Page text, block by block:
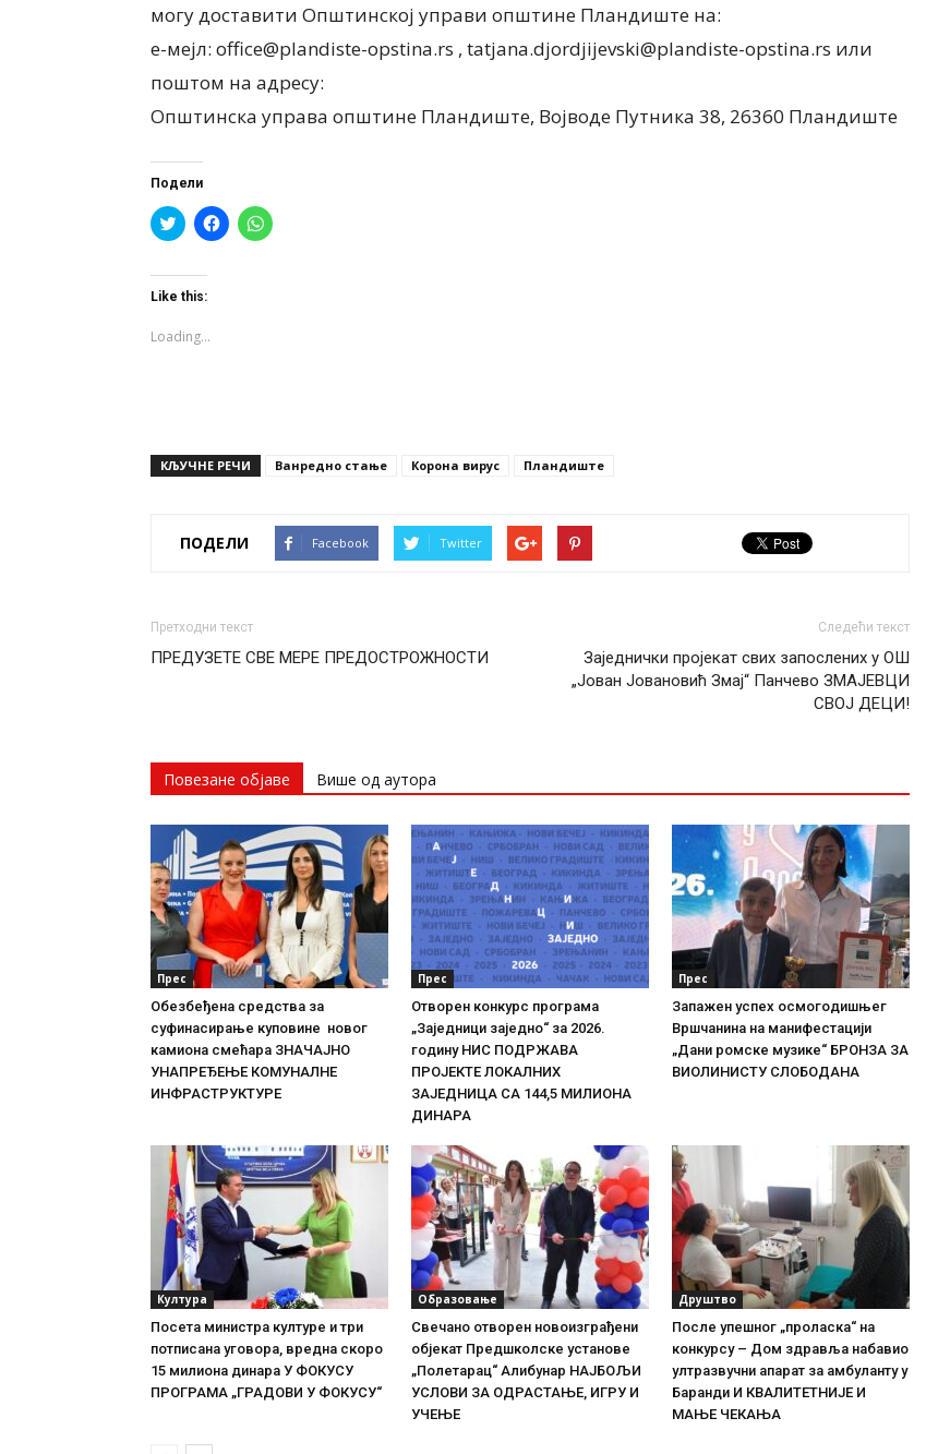
могу доставити Општинској управи општине Пландиште на:
е-мејл: office@plandiste-opstina.rs , tatjana.djordjijevski@plandiste-opstina.rs или
поштом на адресу:
Општинска управа општине Пландиште, Војводе Путника 38, 26360 Пландиште
Подели
Click
to
Twitter
(Opens
in
window)
Click
to
Click
to
Like this:
Loading...
КЉУЧНЕ РЕЧИ Ванредно стање Корона вирус Пландиште
ПОДЕЛИ Facebook Twitter
Претходни текст
ПРЕДУЗЕТЕ СВЕ МЕРЕ ПРЕДОСТРОЖНОСТИ
Следећи текст
Заједнички пројекат свих запослених у ОШ
„Јован Јовановић Змај“ Панчево ЗМАЈЕВЦИ
СВОЈ ДЕЦИ!
Повезане објаве Више од аутора
Прес
Обезбеђена средства за
суфинасирање куповине новог
камиона смећара ЗНАЧАЈНО
УНАПРЕЂЕЊЕ КОМУНАЛНЕ
ИНФРАСТРУКТУРЕ
Прес
Отворен конкурс програма
„Заједници заједно“ за 2026.
годину НИС ПОДРЖАВА
ПРОЈЕКТЕ ЛОКАЛНИХ
ЗАЈЕДНИЦА СА 144,5 МИЛИОНА
ДИНАРА
Прес
Запажен успех осмогодишњег
Вршчанина на манифестацији
„Дани ромске музике“ БРОНЗА ЗА
ВИОЛИНИСТУ СЛОБОДАНА
Култура
Посета министра културе и три
потписана уговора, вредна скоро
15 милиона динара У ФОКУСУ
ПРОГРАМА „ГРАДОВИ У ФОКУСУ“
Образовање
Свечано отворен новоизграђени
објекат Предшколске установе
„Полетарац“ Алибунар НАЈБОЉИ
УСЛОВИ ЗА ОДРАСТАЊЕ, ИГРУ И
УЧЕЊЕ
Друштво
После упешног „проласка“ на
конкурсу – Дом здравља набавио
ултразвучни апарат за амбуланту у
Баранди И КВАЛИТЕТНИЈЕ И
МАЊЕ ЧЕКАЊА